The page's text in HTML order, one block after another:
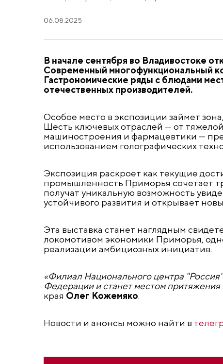
06.08.2025
В начале сентября во Владивостоке
Современный многофункциональный
Гастрономические ряды с блюдами
отечественных производителей.
Особое место в экспозиции займет
Шесть ключевых отраслей — от
машиностроения и фармацевтики —
использованием голографических
Экспозиция раскроет как текущие
промышленность Приморья сочетает
получат уникальную возможность
устойчивого развития и открывает
Эта выставка станет наглядным
локомотивом экономики Приморья,
реализации амбициозных инициатив.
«Филиал Национального центра
Федерации и станет местом притяжения
края Олег Кожемяко.
Новости и анонсы можно найти в